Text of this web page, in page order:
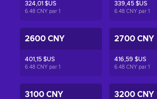
324,01 $US
6.48 CNY par 1
339,45 $US
6.48 CNY par 1
2600 CNY
401,15 $US
6.48 CNY par 1
2700 CNY
416,59 $US
6.48 CNY par 1
3100 CNY 3200 CNY